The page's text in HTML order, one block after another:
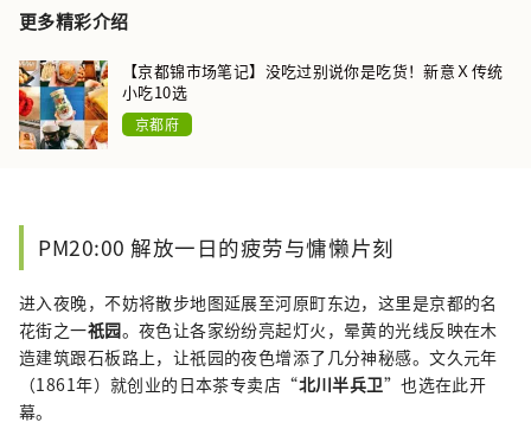
更多精彩介绍
【京都锦市场笔记】没吃过别说你是吃货！新意Ｘ传统
小吃10选
京都府
PM20:00 解放一日的疲劳与慵懒片刻
进入夜晚，不妨将散步地图延展至河原町东边，这里是京都的名
花街之一祇园。夜色让各家纷纷亮起灯火，晕黄的光线反映在木
造建筑跟石板路上，让祇园的夜色增添了几分神秘感。文久元年
（1861年）就创业的日本茶专卖店“北川半兵卫”也选在此开
幕。